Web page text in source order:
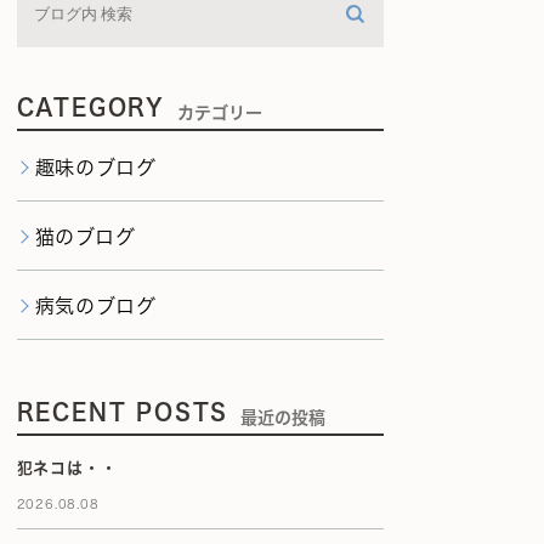
CATEGORY カテゴリー
趣味のブログ
猫のブログ
病気のブログ
RECENT POSTS 最近の投稿
犯ネコは・・
2026.08.08